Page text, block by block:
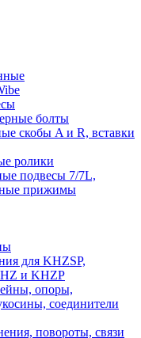
болты
скобы A и R, вставки
ролики
подвесы 7/7L,
прижимы
для KHZSP,
и KHZP
опоры,
соединители
повороты, связи